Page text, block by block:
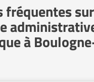
fréquentes
à